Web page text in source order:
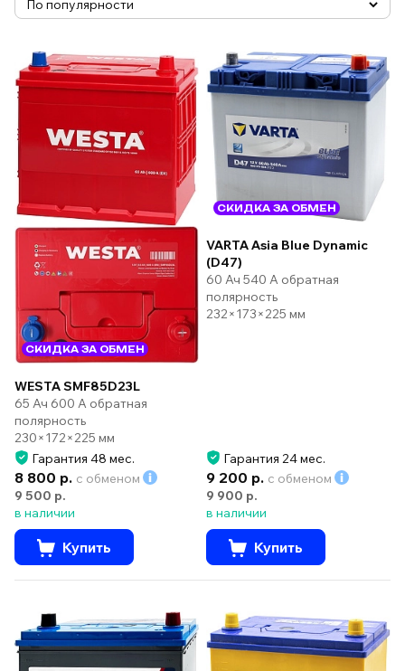
СКИДКА ЗА ОБМЕН
WESTA SMF85D23L
65 Ач 600 А обратная
полярность
230×172×225 мм
Гарантия 48 мес.
8 800 р. с обменом
9 500 р.
в наличии
Купить
СКИДКА ЗА ОБМЕН
VARTA Asia Blue Dynamic
(D47)
60 Ач 540 А обратная
полярность
232×173×225 мм
Гарантия 24 мес.
9 200 р. с обменом
9 900 р.
в наличии
Купить